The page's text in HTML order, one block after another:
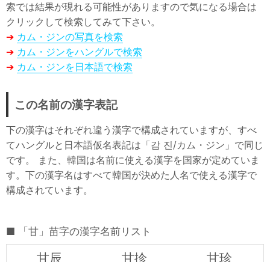
索では結果が現れる可能性がありますので気になる場合は
クリックして検索してみて下さい。
➔ カム・ジンの写真を検索
➔ カム・ジンをハングルで検索
➔ カム・ジンを日本語で検索
この名前の漢字表記
下の漢字はそれぞれ違う漢字で構成されていますが、すべ
てハングルと日本語仮名表記は「감 진/カム・ジン」で同じ
です。 また、韓国は名前に使える漢字を国家が定めていま
す。下の漢字名はすべて韓国が決めた人名で使える漢字で
構成されています。
「甘」苗字の漢字名前リスト
甘辰 甘抮
甘珍